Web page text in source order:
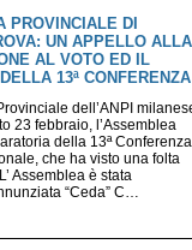
PROVINCIALE DI
UN APPELLO ALLA
AL VOTO ED IL
13ª CONFERENZA
dell’ANPI
23 febbraio, l’Assemblea
della 13ª Conferenza
che ha visto una folta
Assemblea è stata
“Ceda” C…